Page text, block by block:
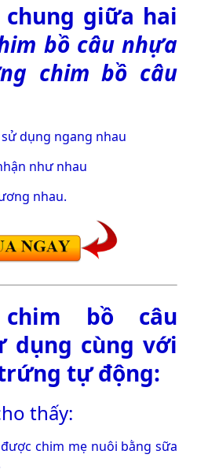
giữa hai
bồ câu nhựa
chim bồ câu
dụng ngang nhau
như nhau
nhau.
bồ câu
dụng cùng với
tự động:
thấy:
chim mẹ nuôi bằng sữa